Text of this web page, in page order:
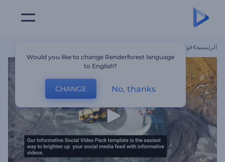
الرئيسية قوالب
Would you like to change Renderforest language
to English?
CHANGE No, thanks